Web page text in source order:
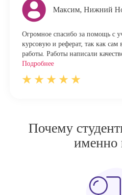
Максим, Нижний
Огромное спасибо за помощь с
курсовую и реферат, так как сам
работы. Работы написали
Подробнее
Почему
именно